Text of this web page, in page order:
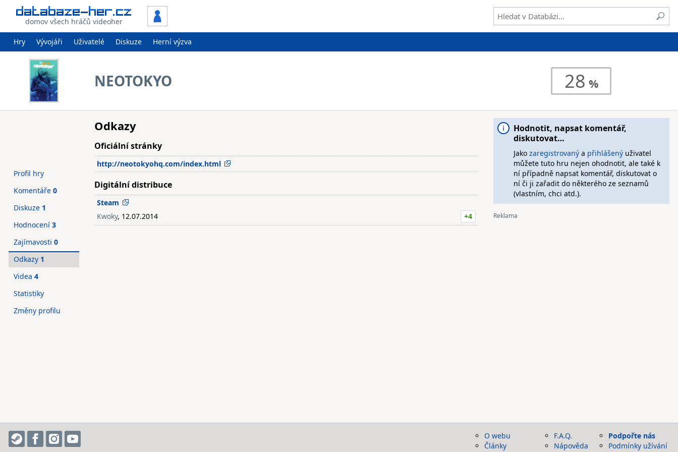
domov všech hráčů videoher
Hry Vývojáři Uživatelé Diskuze Herní výzva
NEOTOKYO 28
Odkazy
Oficiální stránky
http://neotokyohq.com/index.html
Digitální distribuce
Steam
Kwoky, 12.07.2014 +4
Profil hry
Komentáře 0
Diskuze 1
Hodnocení 3
Zajímavosti 0
Odkazy 1
Videa 4
Statistiky
Změny profilu
Hodnotit, napsat komentář,
diskutovat…
Jako zaregistrovanýa přihlášenýuživatel
můžete tuto hru nejen ohodnotit, ale také k
ní případně napsat komentář, diskutovat o
ní či ji zařadit do některého ze seznamů
(vlastním, chci atd.).
O webu
Články
F.A.Q.
Nápověda
Podpořte nás
Podmínky užívání